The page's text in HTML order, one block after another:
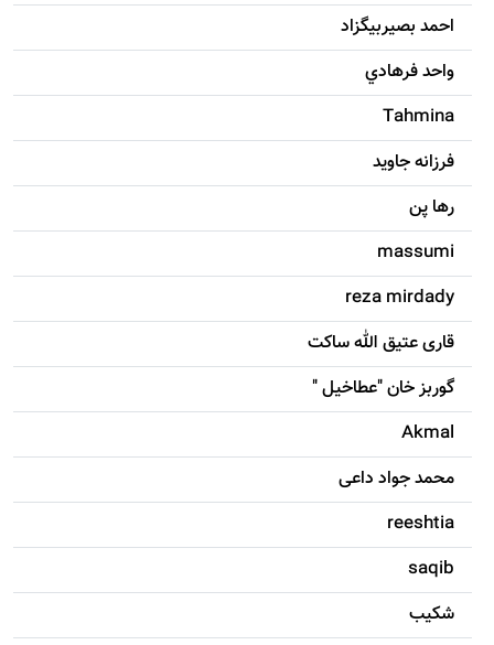
احمد بصيربيگزاد
واحد فرهادي
Tahmina
فرزانه جاويد
رها پن
massumi
reza mirdady
قاری عتیق الله ساکت
گوربز خان "عطاخیل "
Akmal
محمد جواد داعی
reeshtia
saqib
شکيب